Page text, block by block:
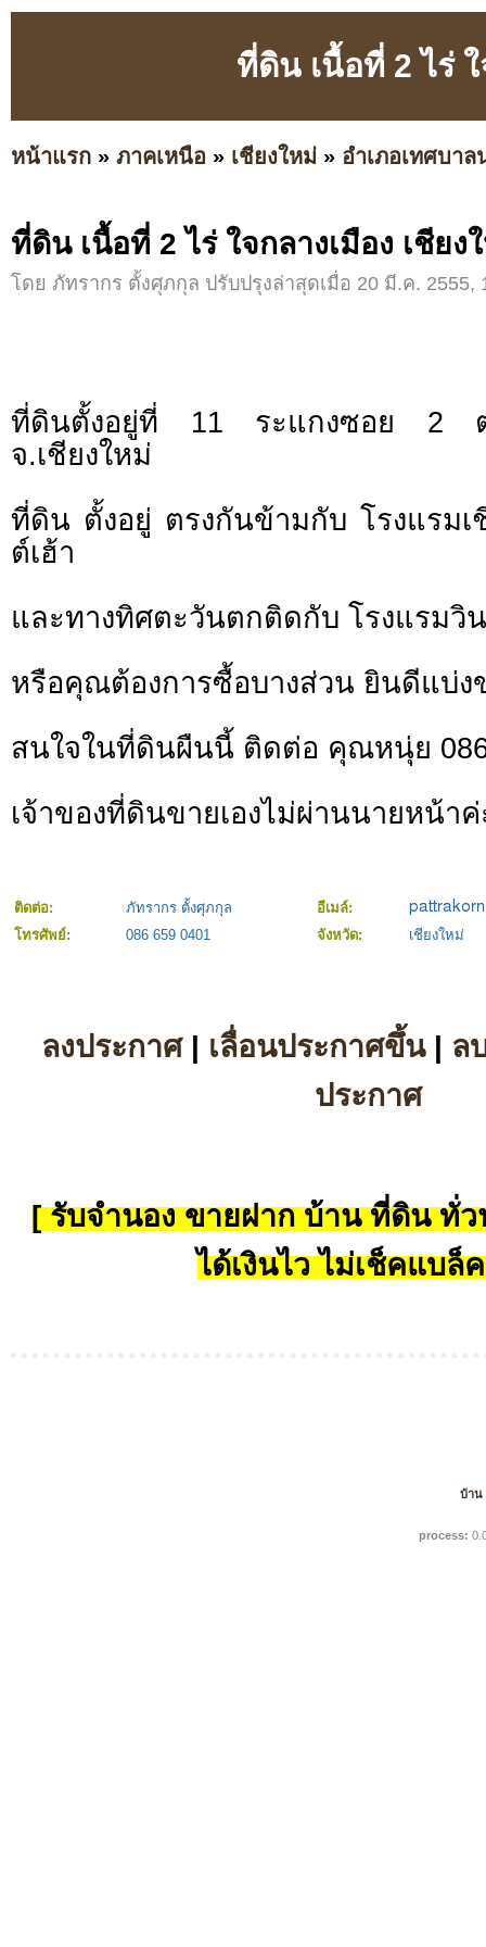
ที่ดิน เนื้อที่ 2 ไร่
หน้าแรก » ภาคเหนือ » เชียงใหม่ » อำเภอเทศบาล
ที่ดิน เนื้อที่ 2 ไร่ ใจกลางเมือง เชียง
โดย ภัทรากร ตั้งศุภกุล ปรับปรุงล่าสุดเมื่อ 20 มี.ค. 2555,
ที่ดินตั้งอยู่ที่ 11 ระแกงซอย 2 ต
จ.เชียงใหม่
ที่ดิน ตั้งอยู่ ตรงกันข้ามกับ โรงแรมเ
ต์เฮ้า
และทางทิศตะวันตกติดกับ โรงแรมวิ
หรือคุณต้องการซื้อบางส่วน ยินดีแบ่ง
สนใจในที่ดินผืนนี้ ติดต่อ คุณหนุ่ย 086
เจ้าของที่ดินขายเองไม่ผ่านนายหน้าค่
ติดต่อ: ภัทรากร ตั้งศุภกุล
อีเมล์:
โทรศัพย์:
086 659 0401 จังหวัด: เชียงใหม่
ลงประกาศ| เลื่อนประกาศขึ้น| ล
ประกาศ
[ รับจำนอง ขายฝาก บ้าน ที่ดิน ทั่ว
ได้เงินไว ไม่เช็คแบล็
บ้าน
process: